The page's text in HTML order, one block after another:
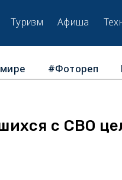
Туризм Афиша
#Фотореп
с СВО